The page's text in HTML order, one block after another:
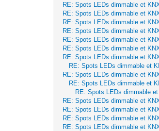
RE: Spots LEDs dimmable et
RE: Spots LEDs dimmable et
RE: Spots LEDs dimmable et
RE: Spots LEDs dimmable et
RE: Spots LEDs dimmable et
RE: Spots LEDs dimmable et
RE: Spots LEDs dimmable et
RE: Spots LEDs dimmable et
RE: Spots LEDs dimmable et
RE: Spots LEDs dimmable et
RE: Spots LEDs dimmable
RE: Spots LEDs dimmable et
RE: Spots LEDs dimmable et
RE: Spots LEDs dimmable et
RE: Spots LEDs dimmable et